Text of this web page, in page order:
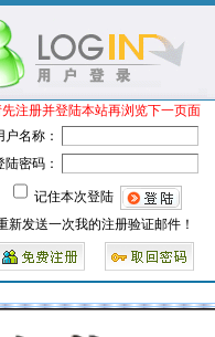
注册并登陆本站再浏览下一页面
户名称：
陆密码：
记住本次登陆
新发送一次我的注册验证邮件！